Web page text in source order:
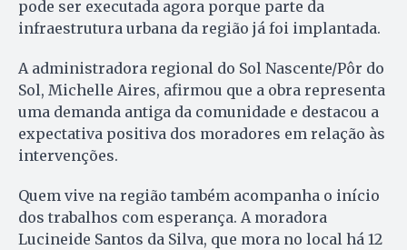
pode ser executada agora porque parte da
infraestrutura urbana da região já foi implantada.
A administradora regional do Sol Nascente/Pôr do
Sol, Michelle Aires, afirmou que a obra representa
uma demanda antiga da comunidade e destacou a
expectativa positiva dos moradores em relação às
intervenções.
Quem vive na região também acompanha o início
dos trabalhos com esperança. A moradora
Lucineide Santos da Silva, que mora no local há 12